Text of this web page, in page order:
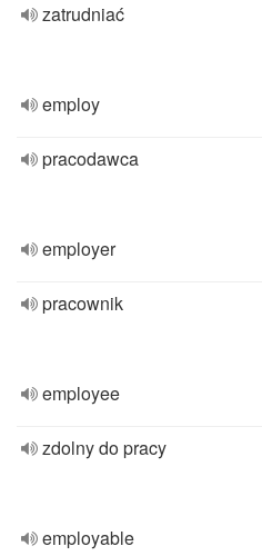
zatrudniać
employ
pracodawca
employer
pracownik
employee
zdolny do pracy
employable